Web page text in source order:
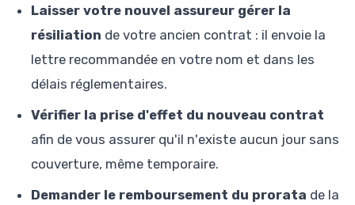
Laisser votre nouvel assureur gérer la
résiliation de votre ancien contrat : il envoie la
lettre recommandée en votre nom et dans les
délais réglementaires.
Vérifier la prise d'effet du nouveau contrat
afin de vous assurer qu'il n'existe aucun jour sans
couverture, même temporaire.
Demander le remboursement du prorata de la